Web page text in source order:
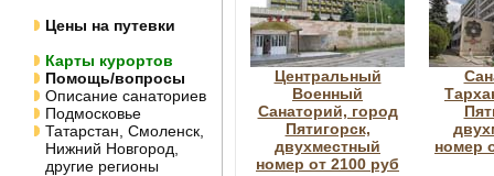
Цены на путевки
Карты курортов
Помощь/вопросы
Описание санаториев
Подмосковье
Татарстан, Смоленск,
Нижний Новгород,
другие регионы
Центральный
Военный
Санаторий, город
Пятигорск,
двухместный
номер от 2100 руб
номер